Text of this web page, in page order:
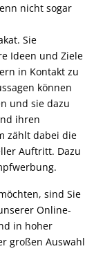
nicht sogar
Sie
Ideen und Ziele
in Kontakt zu
können
und sie dazu
ihren
zählt dabei die
Auftritt. Dazu
sind Sie
Online-
in hoher
großen Auswahl